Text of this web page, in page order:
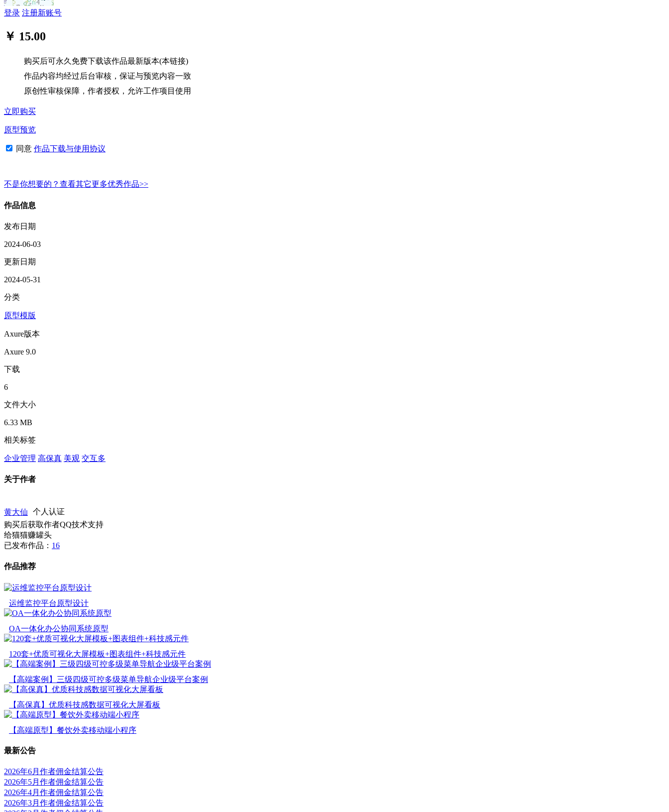
登录 注册新账号
￥ 15.00
购买后可永久免费下载该作品最新版本(本链接)
作品内容均经过后台审核，保证与预览内容一致
原创性审核保障，作者授权，允许工作项目使用
立即购买
原型预览
同意 作品下载与使用协议
不是你想要的？查看其它更多优秀作品>>
作品信息
发布日期
2024-06-03
更新日期
2024-05-31
分类
原型模版
Axure版本
Axure 9.0
下载
6
文件大小
6.33 MB
相关标签
企业管理 高保真 美观 交互多
关于作者
黄大仙
个人认证
购买后获取作者QQ技术支持
给猫猫赚罐头
已发布作品： 16
作品推荐
运维监控平台原型设计
OA一体化办公协同系统原型
120套+优质可视化大屏模板+图表组件+科技感元件
【高端案例】三级四级可控多级菜单导航企业级平台案例
【高保真】优质科技感数据可视化大屏看板
【高端原型】餐饮外卖移动端小程序
最新公告
2026年6月作者佣金结算公告
2026年5月作者佣金结算公告
2026年4月作者佣金结算公告
2026年3月作者佣金结算公告